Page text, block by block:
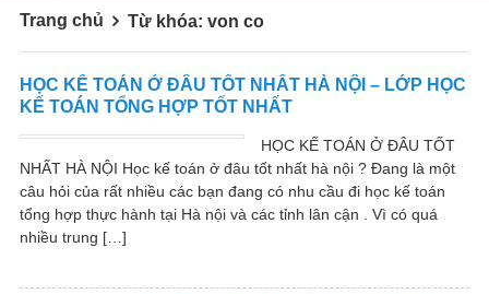
Trang chủ Từ khóa: von co
HỌC KẾ TOÁN Ở ĐÂU TỐT NHẤT HÀ NỘI – LỚP HỌC
KẾ TOÁN TỔNG HỢP TỐT NHẤT
HỌC KẾ TOÁN Ở ĐÂU TỐT
NHẤT HÀ NỘI Học kế toán ở đâu tốt nhất hà nội ? Đang là một
câu hỏi của rất nhiều các bạn đang có nhu cầu đi học kế toán
tổng hợp thực hành tại Hà nội và các tỉnh lân cận . Vì có quá
nhiều trung […]